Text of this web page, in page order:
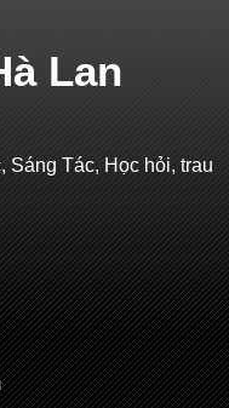
Lan
Sáng Tác, Học hỏi, trau